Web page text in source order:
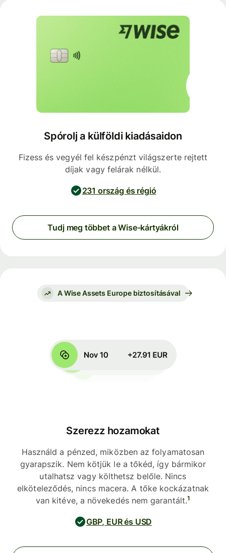
Spórolj a külföldi kiadásaidon
Fizess és vegyél fel készpénzt világszerte rejtett
díjak vagy felárak nélkül.
231 ország és régió
Tudj meg többet a Wise-kártyákról
A Wise Assets Europe biztosításával
Szerezz hozamokat
Használd a pénzed, miközben az folyamatosan
gyarapszik. Nem kötjük le a tőkéd, így bármikor
utalhatsz vagy költhetsz belőle. Nincs
elköteleződés, nincs macera. A tőke kockázatnak
van kitéve, a növekedés nem garantált.1
GBP, EUR és USD